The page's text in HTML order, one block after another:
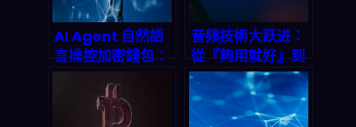
AI Agent 自然語
言操控加密錢包：
Human.tech 如
何讓人工智慧「開
口就能轉帳」
音頻技術大跃进：
從『夠用就好』到
沉浸式音頻體驗的
時代已經來臨